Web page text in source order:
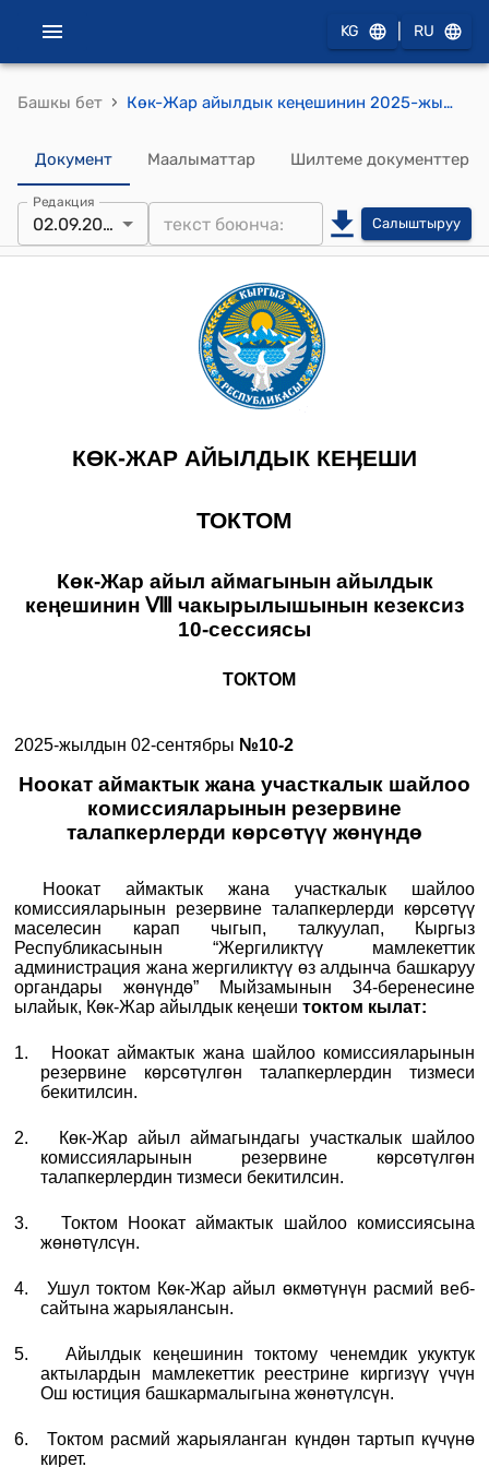
KG RU
Башкы бет › Көк-Жар айылдык кеңешинин 2025-жылдын 02-сентябры №10-2 Ноокат аймактык жана участкалык шайлоо комиссияларынын резервине талапкерлерди көрсөтүү жөнүндө токтом
Документ Маалыматтар Шилтеме документтер
Редакция
02.09.2025 Салыштыруу